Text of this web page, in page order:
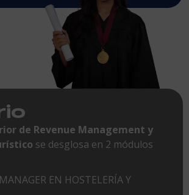
de Revenue Management y
se desglosa en 2 módulos
EN HOSTELERÍA Y